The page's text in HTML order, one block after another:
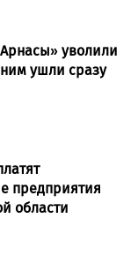
уволили
ушли сразу
предприятия
области